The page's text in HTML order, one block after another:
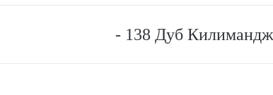
- 138 Дуб